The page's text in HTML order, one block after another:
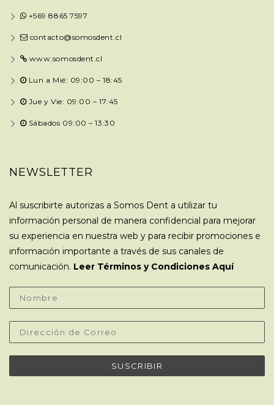
+569 8865 7597
contacto@somosdent.cl
www.somosdent.cl
Lun a Mié: 09:00 – 18:45
Jue y Vie: 09:00 – 17:45
Sábados 09:00 – 13:30
NEWSLETTER
Al suscribirte autorizas a Somos Dent a utilizar tu
información personal de manera confidencial para mejorar
su experiencia en nuestra web y para recibir promociones e
información importante a través de sus canales de
comunicación. Leer Términos y Condiciones Aquí